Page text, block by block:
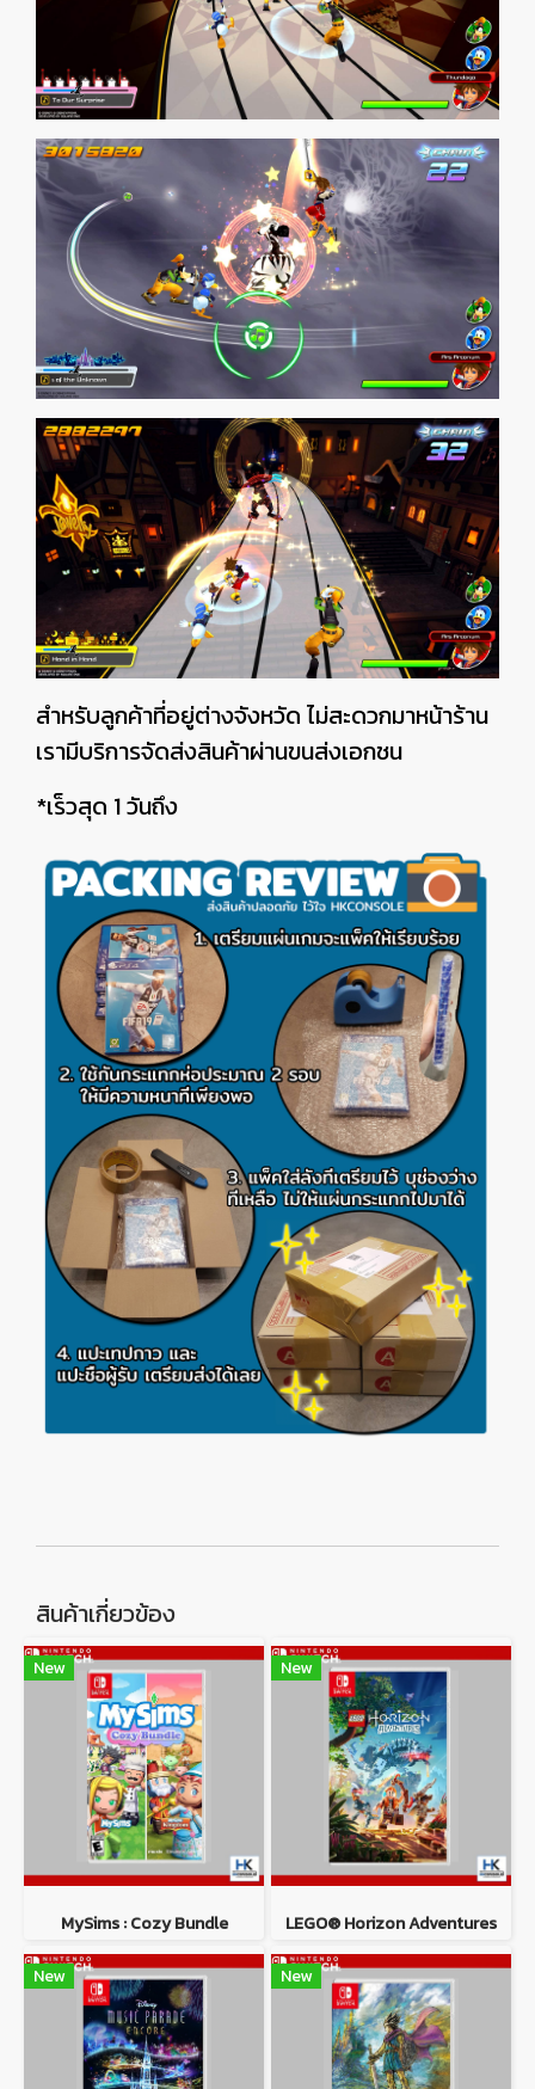
สำหรับลูกค้าที่อยู่ต่างจังหวัด ไม่สะดวกมาหน้าร้าน
เรามีบริการจัดส่งสินค้าผ่านขนส่งเอกชน
*เร็วสุด 1 วันถึง
สินค้าเกี่ยวข้อง
New
MySims : Cozy Bundle
New
LEGO® Horizon Adventures
New New